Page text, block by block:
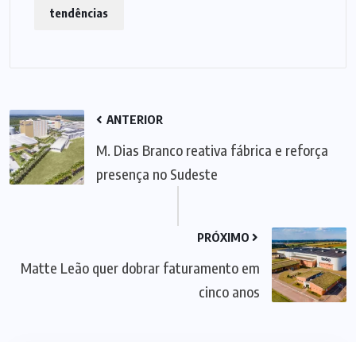
tendências
ANTERIOR
M. Dias Branco reativa fábrica e reforça
presença no Sudeste
PRÓXIMO
Matte Leão quer dobrar faturamento em
cinco anos